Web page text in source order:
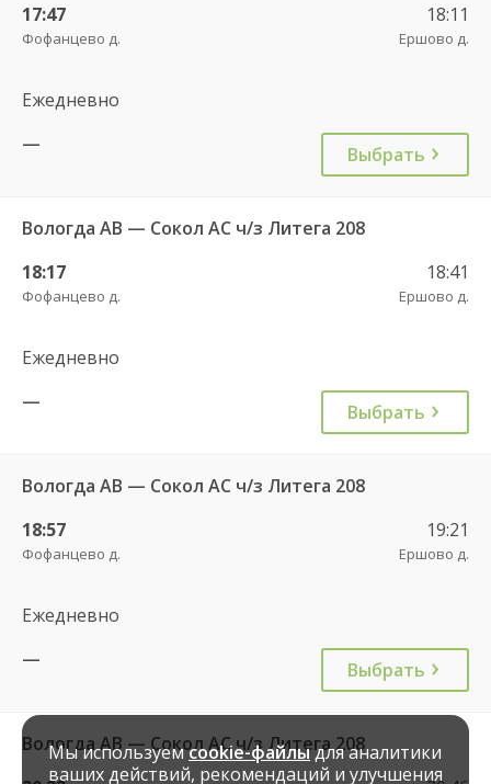
17:47
Фофанцево д.
18:11
Ершово д.
Ежедневно
—
Выбрать
Вологда АВ — Сокол АС ч/з Литега 208
18:17
Фофанцево д.
18:41
Ершово д.
Ежедневно
—
Выбрать
Вологда АВ — Сокол АС ч/з Литега 208
18:57
Фофанцево д.
19:21
Ершово д.
Ежедневно
—
Выбрать
Вологда АВ — Сокол АС ч/з Литега 208
Мы используемcookie-файлыдля аналитики
ваших действий, рекомендаций и улучшения